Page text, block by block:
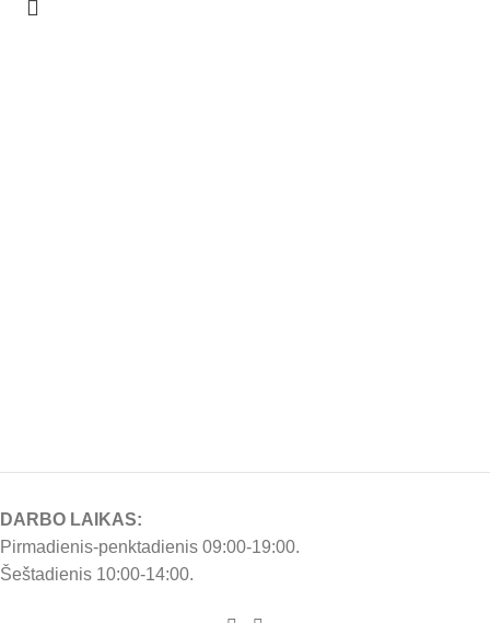
DARBO LAIKAS:
Pirmadienis-penktadienis 09:00-19:00.
Šeštadienis 10:00-14:00.